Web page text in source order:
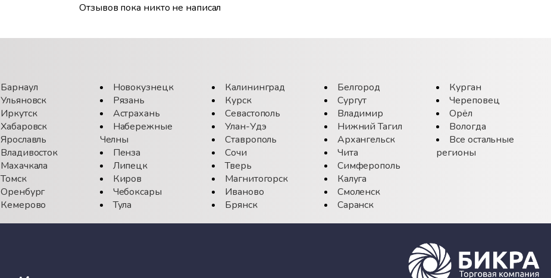
Отзывов пока никто не написал
Барнаул
Ульяновск
Иркутск
Хабаровск
Ярославль
Владивосток
Махачкала
Томск
Оренбург
Кемерово
Новокузнецк
Рязань
Астрахань
Набережные
Челны
Пенза
Липецк
Киров
Чебоксары
Тула
Калининград
Курск
Севастополь
Улан-Удэ
Ставрополь
Сочи
Тверь
Магнитогорск
Иваново
Брянск
Белгород
Сургут
Владимир
Нижний Тагил
Архангельск
Чита
Симферополь
Калуга
Смоленск
Саранск
Курган
Череповец
Орёл
Вологда
Все остальные
регионы